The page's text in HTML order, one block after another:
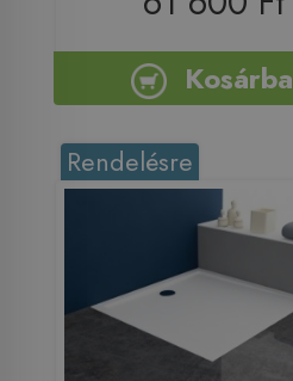
Kosárba
Rendelésre